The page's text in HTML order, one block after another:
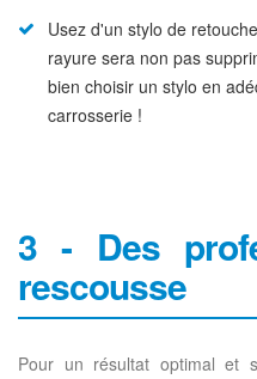
Usez d'un stylo de
rayure sera non pas
bien choisir un stylo en
carrosserie !
3 - Des
rescousse
Pour un résultat optimal et